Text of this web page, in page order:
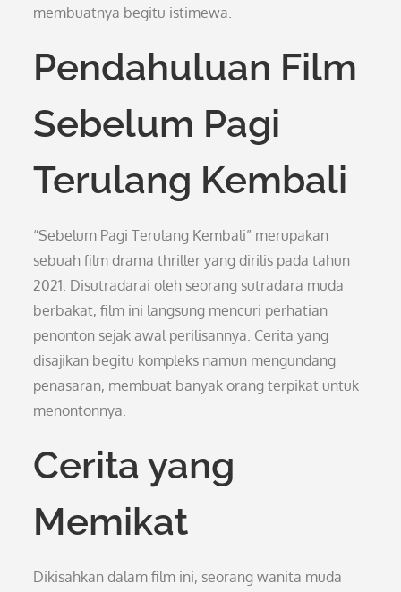
membuatnya begitu istimewa.
Pendahuluan Film
Sebelum Pagi
Terulang Kembali
“Sebelum Pagi Terulang Kembali” merupakan
sebuah film drama thriller yang dirilis pada tahun
2021. Disutradarai oleh seorang sutradara muda
berbakat, film ini langsung mencuri perhatian
penonton sejak awal perilisannya. Cerita yang
disajikan begitu kompleks namun mengundang
penasaran, membuat banyak orang terpikat untuk
menontonnya.
Cerita yang
Memikat
Dikisahkan dalam film ini, seorang wanita muda